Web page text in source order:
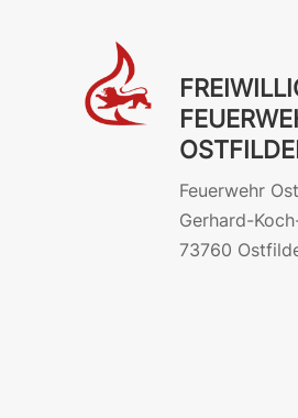
Feuerwehr
Gerhard-
73760